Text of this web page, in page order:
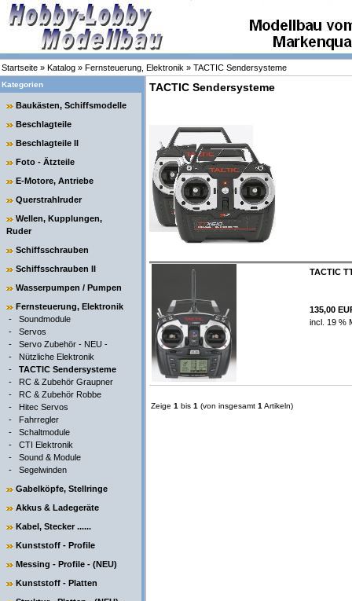
Startseite » Katalog » Fernsteuerung, Elektronik » TACTIC Sendersysteme
Kategorien
Baukästen, Schiffsmodelle
Beschlagteile
Beschlagteile II
Foto - Ätzteile
E-Motore, Antriebe
Querstrahlruder
Wellen, Kupplungen,
Ruder
Schiffsschrauben
Schiffsschrauben II
Wasserpumpen / Pumpen
Fernsteuerung, Elektronik
- Soundmodule
- Servos
- Servo Zubehör - NEU -
- Nützliche Elektronik
- TACTIC Sendersysteme
- RC & Zubehör Graupner
- RC & Zubehör Robbe
- Hitec Servos
- Fahrregler
- Schaltmodule
- CTI Elektronik
- Sound & Module
- Segelwinden
Gabelköpfe, Stellringe
Akkus & Ladegeräte
Kabel, Stecker ......
Kunststoff - Profile
Messing - Profile - (NEU)
Kunststoff - Platten
TACTIC Sendersysteme
TACTIC
135,00
incl. 19 %
Zeige 1 bis 1 (von insgesamt 1 Artikeln)